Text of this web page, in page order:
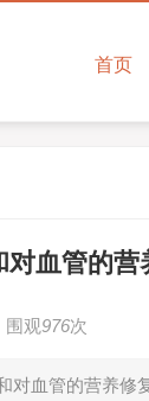
首页
血管的营
围观976次
对血管的营养修